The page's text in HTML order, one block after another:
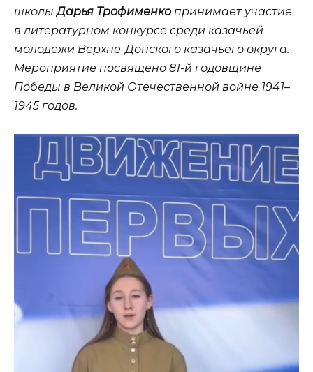
школыДарья Трофименкопринимает участие
в литературном конкурсе среди казачьей
молодёжи Верхне-Донского казачьего округа.
Мероприятие посвящено 81-й годовщине
Победы в Великой Отечественной войне 1941–
1945 годов.